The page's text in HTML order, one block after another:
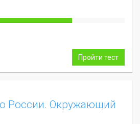
Пройти тест
России. Окружающий